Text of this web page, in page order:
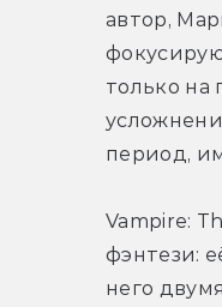
автор,
только на
период,
Vampire:
фэнтези:
него